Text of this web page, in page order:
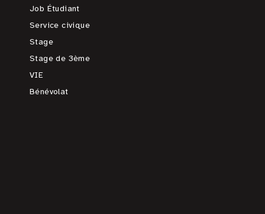
Job Étudiant
Service civique
Stage
Stage de 3ème
VIE
Bénévolat